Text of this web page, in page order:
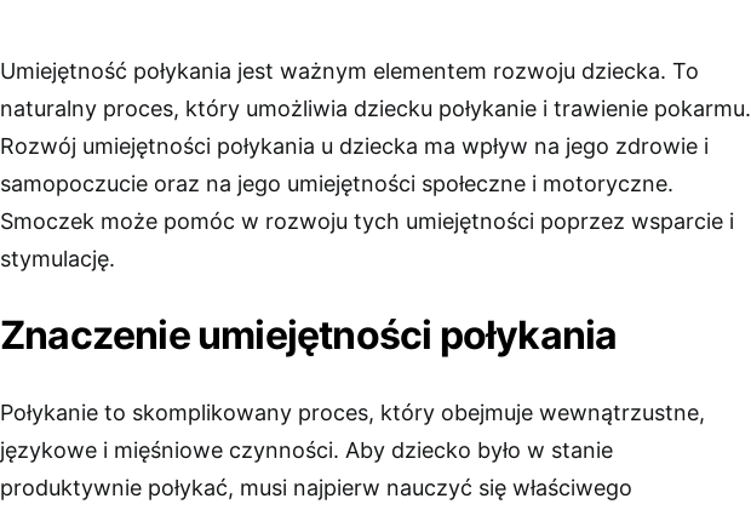
Umiejętność połykania jest ważnym elementem rozwoju dziecka. To
naturalny proces, który umożliwia dziecku połykanie i trawienie pokarmu.
Rozwój umiejętności połykania u dziecka ma wpływ na jego zdrowie i
samopoczucie oraz na jego umiejętności społeczne i motoryczne.
Smoczek może pomóc w rozwoju tych umiejętności poprzez wsparcie i
stymulację.
Znaczenie umiejętności połykania
Połykanie to skomplikowany proces, który obejmuje wewnątrzustne,
językowe i mięśniowe czynności. Aby dziecko było w stanie
produktywnie połykać, musi najpierw nauczyć się właściwego